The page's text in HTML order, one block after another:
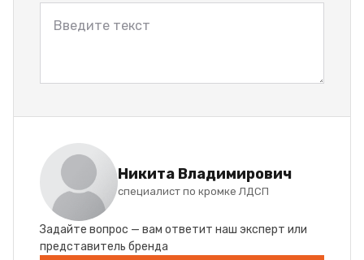
Никита Владимирович
специалист по кромке ЛДСП
Задайте вопрос — вам ответит наш эксперт или
представитель бренда